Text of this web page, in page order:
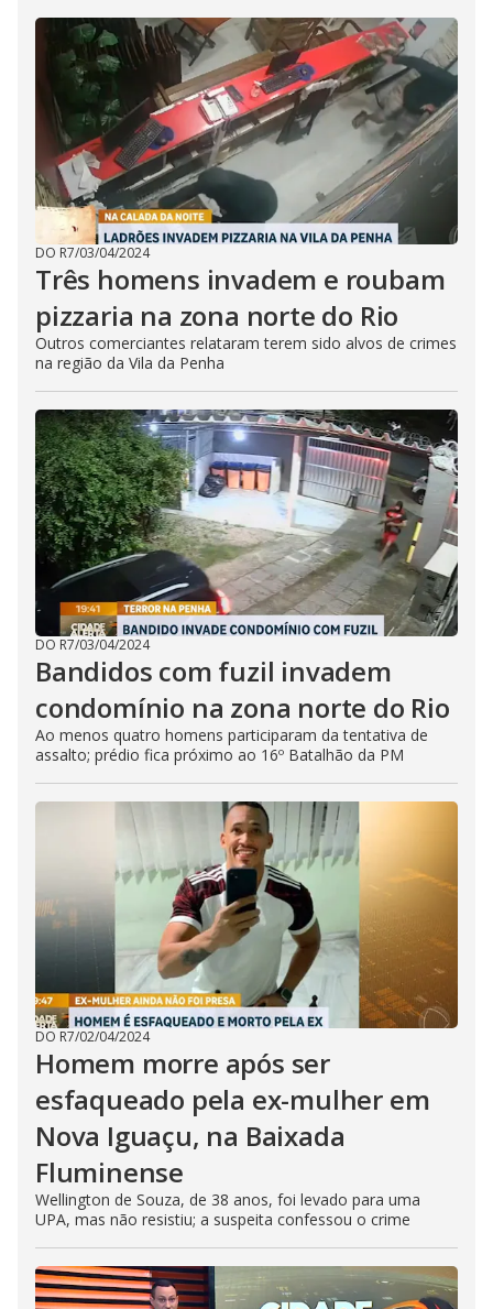
DO R7/03/04/2024
Três homens invadem e roubam
pizzaria na zona norte do Rio
Outros comerciantes relataram terem sido alvos de crimes
na região da Vila da Penha
DO R7/03/04/2024
Bandidos com fuzil invadem
condomínio na zona norte do Rio
Ao menos quatro homens participaram da tentativa de
assalto; prédio fica próximo ao 16º Batalhão da PM
DO R7/02/04/2024
Homem morre após ser
esfaqueado pela ex-mulher em
Nova Iguaçu, na Baixada
Fluminense
Wellington de Souza, de 38 anos, foi levado para uma
UPA, mas não resistiu; a suspeita confessou o crime